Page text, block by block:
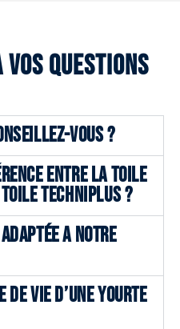
vos questions
VOUS ?
ENTRE LA TOILE
TECHNIPLUS ?
A NOTRE
DE VIE D’UNE YOURTE